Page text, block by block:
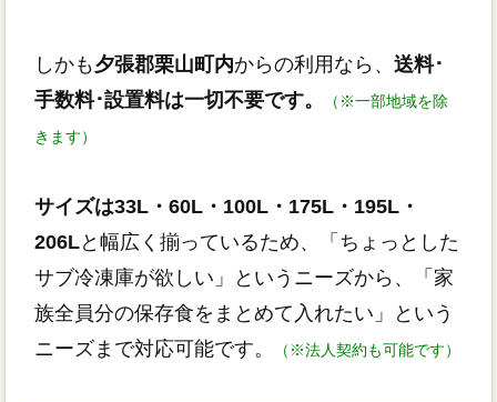
しかも 夕張郡栗山町内からの利用なら、 送料･
手数料･設置料は一切不要です。
（※一部地域を除
きます）
サイズは33L・60L・100L・175L・195L・
206Lと幅広く揃っているため、「ちょっとした
サブ冷凍庫が欲しい」というニーズから、「家
族全員分の保存食をまとめて入れたい」という
ニーズまで対応可能です。
（※法人契約も可能です）